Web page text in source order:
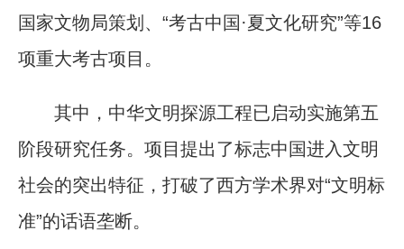
国家文物局策划、“考古中国·夏文化研究”等16
项重大考古项目。
其中，中华文明探源工程已启动实施第五
阶段研究任务。项目提出了标志中国进入文明
社会的突出特征，打破了西方学术界对“文明标
准”的话语垄断。